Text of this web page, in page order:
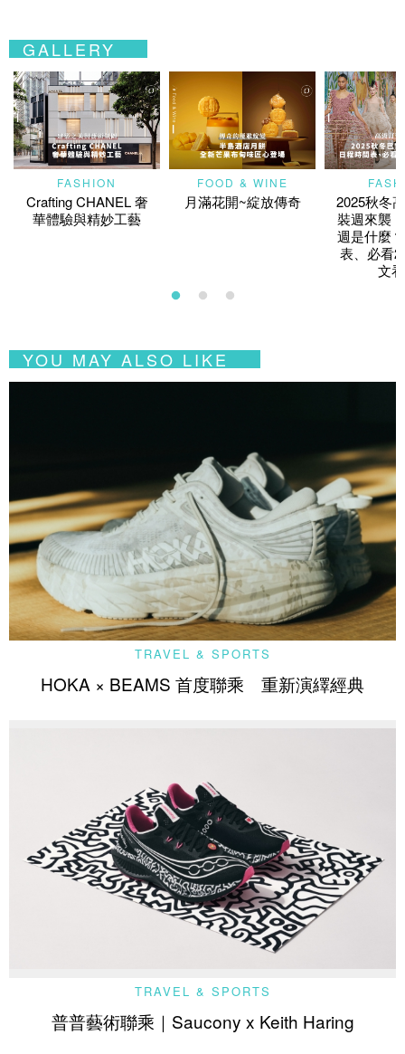
GALLERY
FASHION
Crafting CHANEL 奢
華體驗與精妙工藝
FOOD & WINE
月滿花開~綻放傳奇
2025秋冬
裝週來襲
週是什麼
表、必看
文
YOU MAY ALSO LIKE
TRAVEL & SPORTS
HOKA × BEAMS 首度聯乘 重新演繹經典
TRAVEL & SPORTS
普普藝術聯乘｜Saucony x Keith Haring